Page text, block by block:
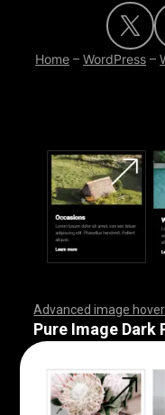
Home – WordPress –
Advanced image
,,,,,,,,,,,,,,,,,,,,,,,,
,,,,,,,,,,,,,,,,,,,,,,,,
,,,,,,,,,,,,,,,,,,,,,,,,
Pure Image Dark